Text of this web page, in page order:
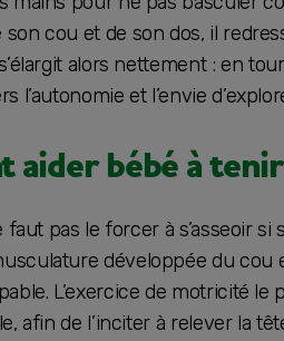
cou et de son dos, il
alors nettement : en
l’autonomie et l’envie
aider bébé à
pas le forcer à s’asseoir
développée du cou
L’exercice de motricité
afin de l’inciter à relever la